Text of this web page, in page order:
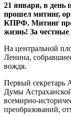
21 января, в день
прошел митинг,
КПРФ. Митинг
жизнь! За
На центральной
Ленина,
вождя.
Первый секретарь
Думы
всемирно-
преобразований,